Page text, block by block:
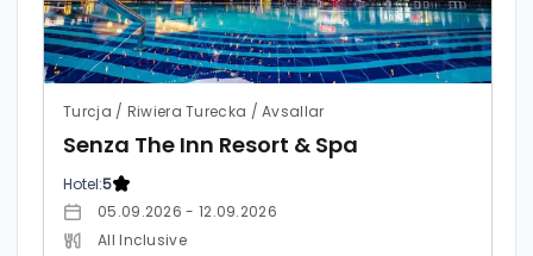
Turcja / Riwiera Turecka / Avsallar
Senza The Inn Resort & Spa
Hotel:5
05.09.2026 - 12.09.2026
All Inclusive